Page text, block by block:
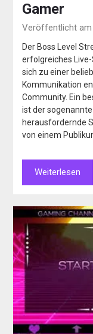
Gamer
Veröffentlicht am
Der Boss Level
erfolgreiches
sich zu einer
Kommunikation
Community. Ein
ist der sogenannte
herausfordernde
von einem
Weiterlesen